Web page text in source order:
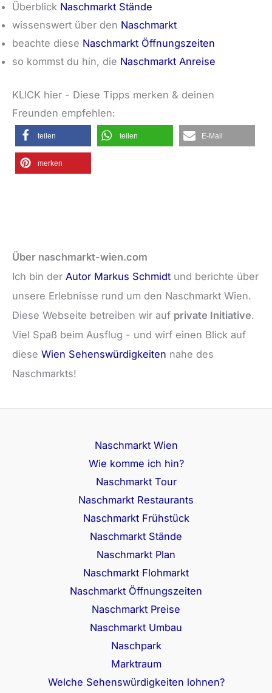
Überblick Naschmarkt Stände
wissenswert über den Naschmarkt
beachte diese Naschmarkt Öffnungszeiten
so kommst du hin, die Naschmarkt Anreise
KLICK hier - Diese Tipps merken & deinen
Freunden empfehlen:
teilen teilen E-Mail
merken
Über naschmarkt-wien.com
Ich bin der Autor Markus Schmidt und berichte über
unsere Erlebnisse rund um den Naschmarkt Wien.
Diese Webseite betreiben wir auf private Initiative.
Viel Spaß beim Ausflug - und wirf einen Blick auf
diese Wien Sehenswürdigkeiten nahe des
Naschmarkts!
Naschmarkt Wien
Wie komme ich hin?
Naschmarkt Tour
Naschmarkt Restaurants
Naschmarkt Frühstück
Naschmarkt Stände
Naschmarkt Plan
Naschmarkt Flohmarkt
Naschmarkt Öffnungszeiten
Naschmarkt Preise
Naschmarkt Umbau
Naschpark
Marktraum
Welche Sehenswürdigkeiten lohnen?